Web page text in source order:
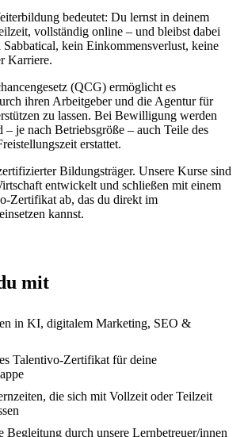
bedeutet: Du lernst in deinem
vollständig online – und bleibst dabei
kein Einkommensverlust, keine
Karriere.
(QCG) ermöglicht es
ihren Arbeitgeber und die Agentur für
zu lassen. Bei Bewilligung werden
– je nach Betriebsgröße – auch Teile des
erstattet.
Bildungsträger. Unsere Kurse sind
entwickelt und schließen mit einem
Zertifikat ab, das du direkt im
kannst.
mit
in KI, digitalem Marketing, SEO &
Talentivo-Zertifikat für deine
die sich mit Vollzeit oder Teilzeit
Begleitung durch unsere Lernbetreuer/innen